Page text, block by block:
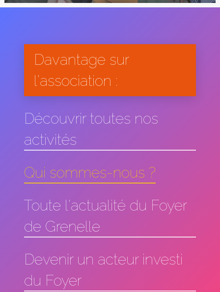
Davantage sur
l'association :
Découvrir toutes nos
activités
Qui sommes-nous ?
Toute l'actualité du Foyer
de Grenelle
Devenir un acteur investi
du Foyer